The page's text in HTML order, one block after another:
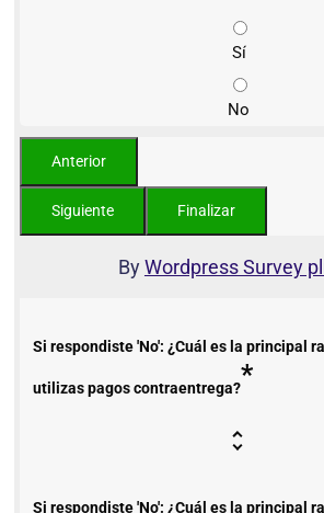
Sí
No
ByWordpress Survey
Si respondiste 'No': ¿Cuál es la principal
utilizas pagos contraentrega?*
Si respondiste 'No': ¿Cuál es la principal